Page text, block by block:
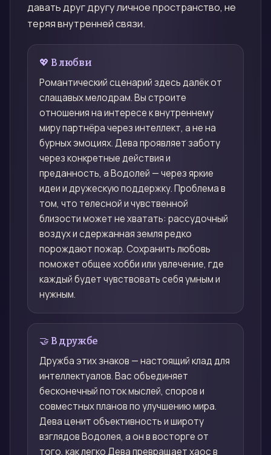
давать друг другу личное пространство, не
теряя внутренней связи.
💖 В любви
Романтический сценарий здесь далёк от
слащавых мелодрам. Вы строите
отношения на интересе к внутреннему
миру партнёра через интеллект, а не на
бурных эмоциях. Дева проявляет заботу
через конкретные действия и
преданность, а Водолей — через яркие
идеи и дружескую поддержку. Проблема в
том, что телесной и чувственной
близости может не хватать: рассудочный
воздух и сдержанная земля редко
порождают пожар. Сохранить любовь
поможет общее хобби или увлечение, где
каждый будет чувствовать себя умным и
нужным.
🤝 В дружбе
Дружба этих знаков — настоящий клад для
интеллектуалов. Вас объединяет
бесконечный поток мыслей, споров и
совместных планов по улучшению мира.
Дева ценит объективность и широту
взглядов Водолея, а он в восторге от
того, как легко Дева превращает хаос в